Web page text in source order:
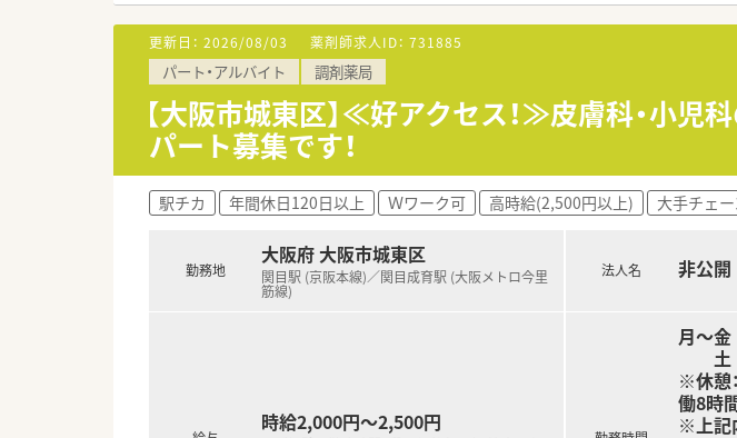
【法人特徴について】
■明石市や神戸市西区を中心に、グループ全体で計4店舗の調
■社内の和を非常に大切にしており、すべての従業員が働き
■希望のシフトなどについて柔軟に相談に乗っていただける
【職場環境と雰囲気】
■和を重んじる社風が根付いており、スタッフ同士が互いに助
■パートタイムで働く薬剤師が7名在籍しており、それぞれの
■積雪の心配がない地域に位置しており、天候による通勤トラ
【こんな方が活躍中】
■プライベートの時間を大切にしながら、メリハリをつけて
■多岐にわたる科目の処方箋を応需しているため、常に新し
■和を大切にする会社の理念に共感し、周囲のスタッフと円
更新日： 2026/08/03 薬剤師求人ID： 731885
パート・アルバイト 調剤薬局
【大阪市城東区】≪好アクセス！≫皮膚科・小児
パート募集です！
駅チカ 年間休日120日以上 Ｗワーク可 高時給(2,500円以上) 大手チェ
勤務地
大阪府 大阪市城東区
関目駅 (京阪本線)／関目成育駅 (大阪メトロ今里
筋線)
時給2,000円～2,500円
法人名 非公開
月～金
土
※休憩
働8時
※上記